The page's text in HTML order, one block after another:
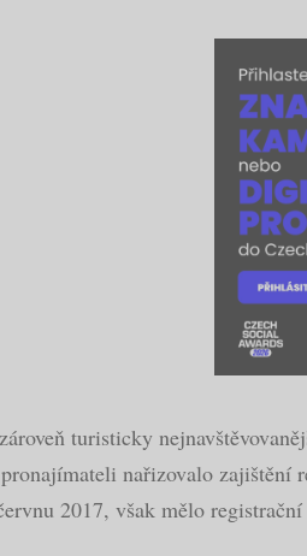
turisticky
nařizovalo
2017, však mělo